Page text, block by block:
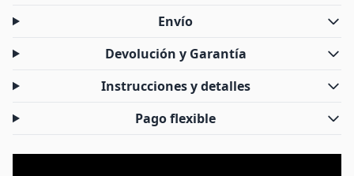
Envío
Devolución y Garantía
Instrucciones y detalles
Pago flexible